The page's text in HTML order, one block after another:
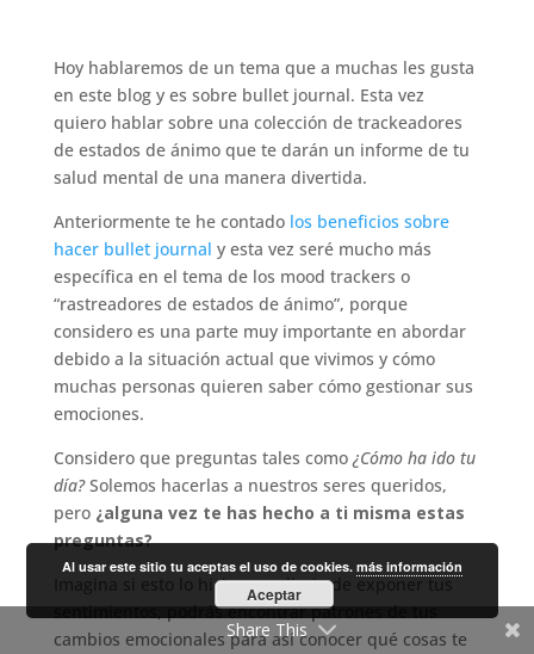
Hoy hablaremos de un tema que a muchas les gusta
en este blog y es sobre bullet journal. Esta vez
quiero hablar sobre una colección de trackeadores
de estados de ánimo que te darán un informe de tu
salud mental de una manera divertida.
Anteriormente te he contado los beneficios sobre
hacer bullet journal y esta vez seré mucho más
específica en el tema de los mood trackers o
“rastreadores de estados de ánimo”, porque
considero es una parte muy importante en abordar
debido a la situación actual que vivimos y cómo
muchas personas quieren saber cómo gestionar sus
emociones.
Considero que preguntas tales como ¿Cómo ha ido tu
día?Solemos hacerlas a nuestros seres queridos,
pero ¿alguna vez te has hecho a ti misma estas
preguntas?
Imagina si esto lo hicieras a diario de exponer tus
sentimientos, podrás encontrar patrones de tus
cambios emocionales para así conocer qué cosas te
Share This
Al usar este sitio tu aceptas el uso de cookies.más información
Aceptar